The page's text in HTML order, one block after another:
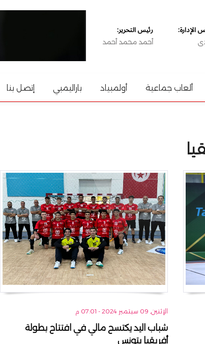
رئيس التحرير:
أحمد محمد أحمد
ألعاب جماعية أولمبياد باراليمبي إتصل بنا
الإثنين, 09 سبتمبر 2024 - 07:01 م
شباب اليد يكتسح مالي في افتتاح بطولة
أفريقيا بتونس